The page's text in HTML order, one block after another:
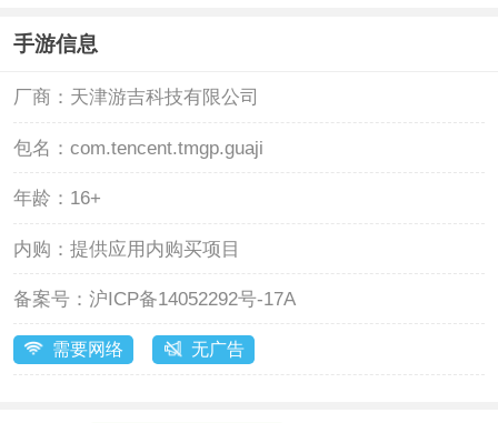
手游信息
厂商： 天津游吉科技有限公司
包名： com.tencent.tmgp.guaji
年龄： 16+
内购： 提供应用内购买项目
备案号： 沪ICP备14052292号-17A
需要网络 无广告